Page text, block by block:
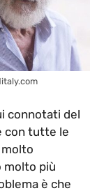
connotati del
con tutte le
molto più
è che